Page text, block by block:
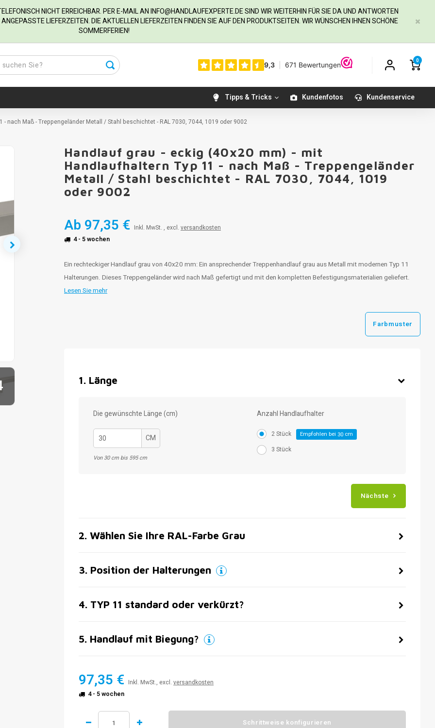
NICHT ERREICHBAR. PER E-MAIL ANINFO@HANDLAUFEXPERTE.DESIND WIR WEITERHIN FÜR SIE DA UND ANTWORTEN
LIEFERZEITEN. DIE AKTUELLEN LIEFERZEITEN FINDEN SIE AUF DEN PRODUKTSEITEN. WIR WÜNSCHEN IHNEN SCHÖNE
SOMMERFERIEN!
0
Tipps & Tricks Kundenfotos Kundenservice
nach Maß - Treppengeländer Metall / Stahl beschichtet - RAL 7030, 7044, 1019 oder 9002
Handlauf grau - eckig (40x20 mm) - mit
Handlaufhaltern Typ 11 - nach Maß - Treppengeländer
Metall / Stahl beschichtet - RAL 7030, 7044, 1019
oder 9002
Ab 97,35 € Inkl. MwSt. , excl. versandkosten
4 - 5 wochen
Ein rechteckiger Handlauf grau von 40x20 mm: Ein ansprechender Treppenhandlauf grau aus Metall mit modernen Typ 11
Halterungen. Dieses Treppengeländer wird nach Maß gefertigt und mit den kompletten Befestigungsmaterialien geliefert.
Lesen Sie mehr
Farbmuster
1. Länge
Die gewünschte Länge (cm)
CM
Von 30 cm bis 595 cm
Anzahl Handlaufhalter
2 Stück Empfohlen bei 30 cm
3 Stück
Nächste
2. Wählen Sie Ihre RAL-Farbe Grau
3. Position der Halterungen
4. TYP 11 standard oder verkürzt?
5. Handlauf mit Biegung?
97,35 € Inkl. MwSt., excl. versandkosten
4 - 5 wochen
Schrittweise konfigurieren